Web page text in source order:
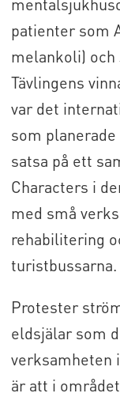
patienter som
melankoli) och
Tävlingens
var det
som
satsa på ett
Characters i
med små
rehabilitering
turistbussarna.
Protester
eldsjälar som
verksamheten
är att i